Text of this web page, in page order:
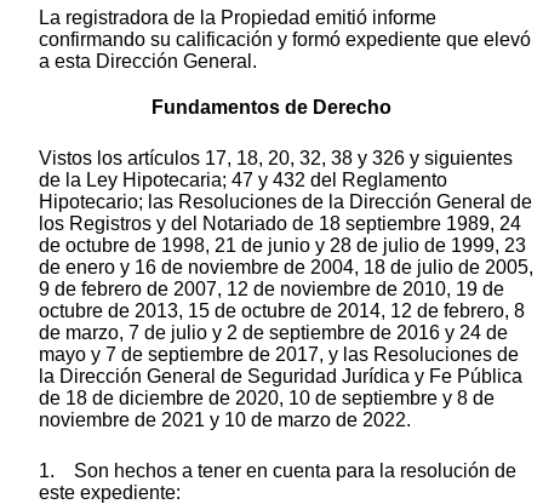
La registradora de la Propiedad emitió informe
confirmando su calificación y formó expediente que elevó
a esta Dirección General.
Fundamentos de Derecho
Vistos los artículos 17, 18, 20, 32, 38 y 326 y siguientes
de la Ley Hipotecaria; 47 y 432 del Reglamento
Hipotecario; las Resoluciones de la Dirección General de
los Registros y del Notariado de 18 septiembre 1989, 24
de octubre de 1998, 21 de junio y 28 de julio de 1999, 23
de enero y 16 de noviembre de 2004, 18 de julio de 2005,
9 de febrero de 2007, 12 de noviembre de 2010, 19 de
octubre de 2013, 15 de octubre de 2014, 12 de febrero, 8
de marzo, 7 de julio y 2 de septiembre de 2016 y 24 de
mayo y 7 de septiembre de 2017, y las Resoluciones de
la Dirección General de Seguridad Jurídica y Fe Pública
de 18 de diciembre de 2020, 10 de septiembre y 8 de
noviembre de 2021 y 10 de marzo de 2022.
1. Son hechos a tener en cuenta para la resolución de
este expediente: